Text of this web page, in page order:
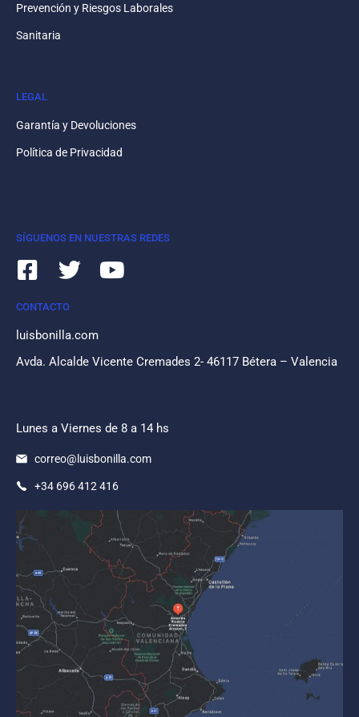
Prevención y Riesgos Laborales
Sanitaria
LEGAL
Garantía y Devoluciones
Política de Privacidad
SÍGUENOS EN NUESTRAS REDES
CONTACTO
luisbonilla.com
Avda. Alcalde Vicente Cremades 2- 46117 Bétera – Valencia
Lunes a Viernes de 8 a 14 hs
correo@luisbonilla.com
+34 696 412 416